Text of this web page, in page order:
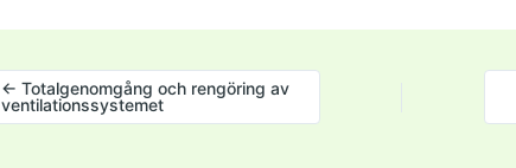
← Totalgenomgång och rengöring av
ventilationssystemet